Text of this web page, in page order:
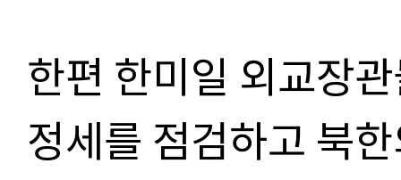
한편 한미일 외교장
정세를 점검하고 북